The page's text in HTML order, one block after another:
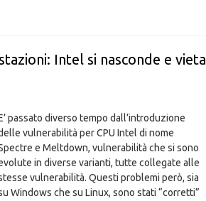
Intel si nasconde e vieta
passato diverso tempo dall’introduzione
vulnerabilità per CPU Intel di nome
e Meltdown, vulnerabilità che si sono
in diverse varianti, tutte collegate alle
vulnerabilità. Questi problemi però, sia
Windows che su Linux, sono stati “corretti”